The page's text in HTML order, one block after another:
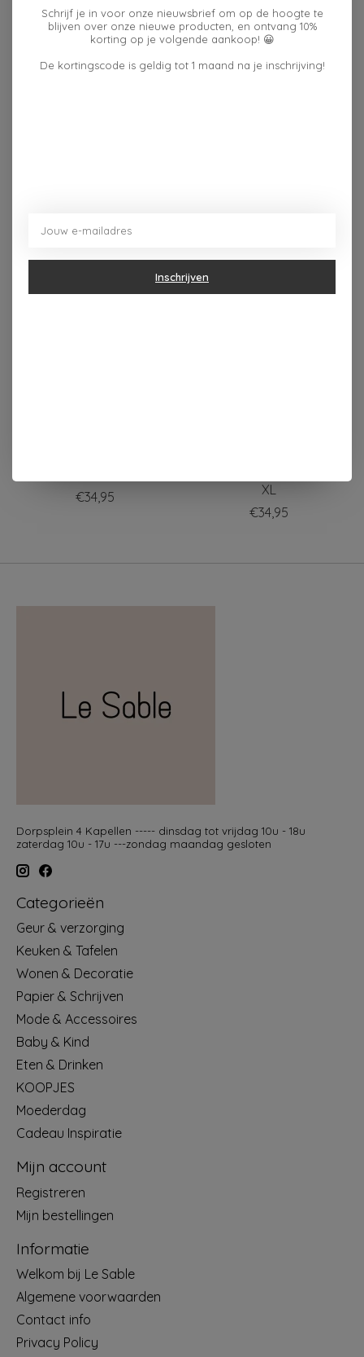
volwassenen. Als cadeau of gewoon voor jezelf. Recht
uit Antwerpen. Met trots voor het dialect.
pasvorm van deze T-shirt hetzelfde. We maken gebruik
Items van productcarrousel
€34,95
XL
€34,95
Dorpsplein 4 Kapellen ----- dinsdag tot vrijdag 10u - 18u
zaterdag 10u - 17u ---zondag maandag gesloten
Categorieën
Geur & verzorging
Keuken & Tafelen
Wonen & Decoratie
Papier & Schrijven
Mode & Accessoires
Baby & Kind
Eten & Drinken
KOOPJES
Moederdag
Cadeau Inspiratie
Mijn account
Registreren
Mijn bestellingen
Informatie
Welkom bij Le Sable
Algemene voorwaarden
Contact info
Privacy Policy
Schrijf je in voor onze nieuwsbrief om op de hoogte te
blijven over onze nieuwe producten, en ontvang 10%
korting op je volgende aankoop! 😀
De kortingscode is geldig tot 1 maand na je inschrijving!
Inschrijven